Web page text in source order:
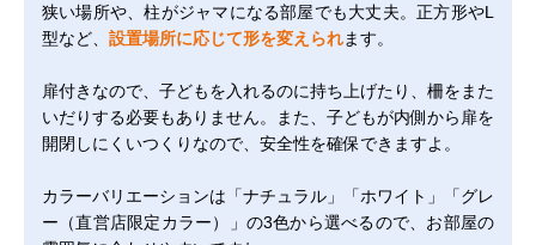
狭い場所や、柱がジャマになる部屋でも大丈夫。正方形やL
型など、 設置場所に応じて形を変えられます。
扉付きなので、子どもを入れるのに持ち上げたり、柵をまた
いだりする必要もありません。また、子どもが内側から扉を
開閉しにくいつくりなので、安全性を確保できますよ。
カラーバリエーションは「ナチュラル」「ホワイト」「グレ
ー（直営店限定カラー）」の3色から選べるので、お部屋の